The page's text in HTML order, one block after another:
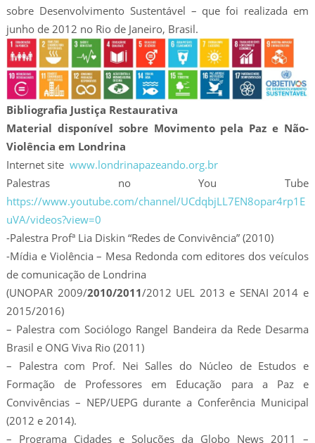
sobre Desenvolvimento Sustentável – que foi realizada em
junho de 2012 no Rio de Janeiro, Brasil.
Bibliografia Justiça Restaurativa
Material disponível sobre Movimento pela Paz e Não-
Violência em Londrina
Internet site www.londrinapazeando.org.br
Palestras no You Tube
https://www.youtube.com/channel/UCdqbjLL7EN8opar4rp1E
uVA/videos?view=0
-Palestra Profª Lia Diskin “Redes de Convivência” (2010)
-Mídia e Violência – Mesa Redonda com editores dos veículos
de comunicação de Londrina
(UNOPAR 2009/2010/2011/2012 UEL 2013 e SENAI 2014 e
2015/2016)
– Palestra com Sociólogo Rangel Bandeira da Rede Desarma
Brasil e ONG Viva Rio (2011)
– Palestra com Prof. Nei Salles do Núcleo de Estudos e
Formação de Professores em Educação para a Paz e
Convivências – NEP/UEPG durante a Conferência Municipal
(2012 e 2014).
– Programa Cidades e Soluções da Globo News 2011 –